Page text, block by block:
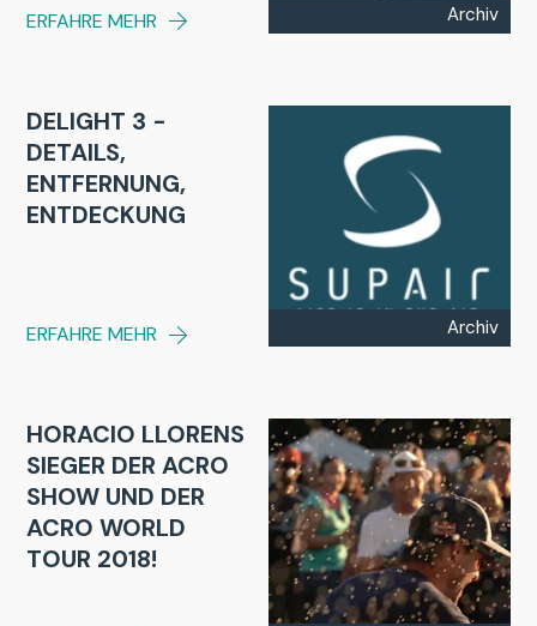
ERFAHRE MEHR Archiv
DELIGHT 3 -
DETAILS,
ENTFERNUNG,
ENTDECKUNG
ERFAHRE MEHR Archiv
HORACIO LLORENS
SIEGER DER ACRO
SHOW UND DER
ACRO WORLD
TOUR 2018!